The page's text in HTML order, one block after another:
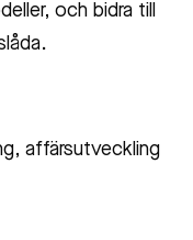
och bidra till
affärsutveckling